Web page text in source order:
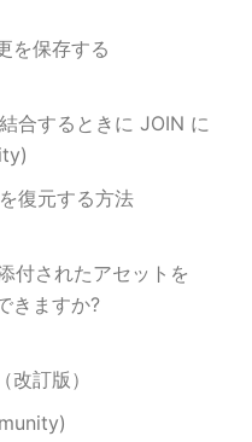
を保存する
合するときに JOIN に
復元する方法
付されたアセットを
きますか?
訂版）